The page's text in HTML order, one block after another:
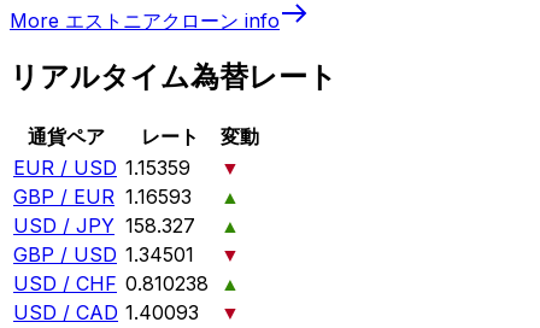
More エストニアクローン info
リアルタイム為替レート
通貨ペア レート
変動
EUR / USD 1.15359
▼
GBP / EUR 1.16593
▲
USD / JPY 158.327
▲
GBP / USD 1.34501
▼
USD / CHF 0.810238
▲
USD / CAD 1.40093
▼